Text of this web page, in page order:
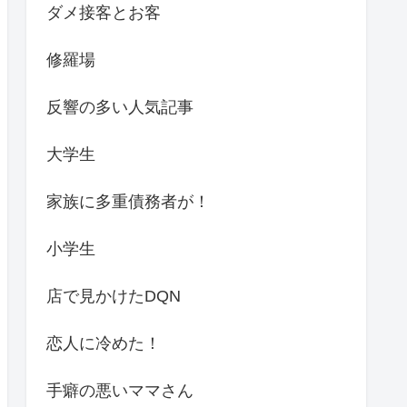
ダメ接客とお客
修羅場
反響の多い人気記事
大学生
家族に多重債務者が！
小学生
店で見かけたDQN
恋人に冷めた！
手癖の悪いママさん